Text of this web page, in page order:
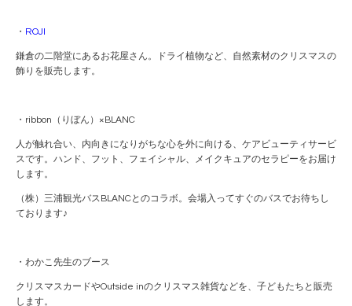
・ ROJI
鎌倉の二階堂にあるお花屋さん。ドライ植物など、自然素材のクリスマスの
飾りを販売します。
・ribbon（りぼん）×BLANC
人が触れ合い、内向きになりがちな心を外に向ける、ケアビューティサービ
スです。ハンド、フット、フェイシャル、メイクキュアのセラピーをお届け
します。
（株）三浦観光バスBLANCとのコラボ。会場入ってすぐのバスでお待ちし
ております♪
・わかこ先生のブース
クリスマスカードやOutside inのクリスマス雑貨などを、子どもたちと販売
します。